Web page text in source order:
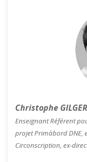
Christophe GILGER
Enseignant Référent
projet Primàbord DNE,
Circonscription, ex-